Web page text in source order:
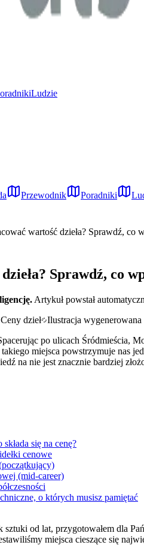
Ludzie
Przewodnik Poradniki
wartość dzieła? Sprawdź, co
Sprawdź, co
Artykuł powstał
Ilustracja
po ulicach
miejsca powstrzymuje nas
na nie jest znacznie bardziej
się na cenę?
cenowe
(mid-career)
o których musisz pamiętać
od lat, przygotowałem dla
miejsca cieszące się